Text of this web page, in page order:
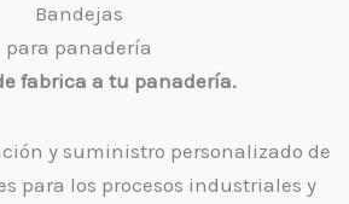
Bandejas
para panadería
fabrica a tu panadería.
y suministro personalizado de
para los procesos industriales y